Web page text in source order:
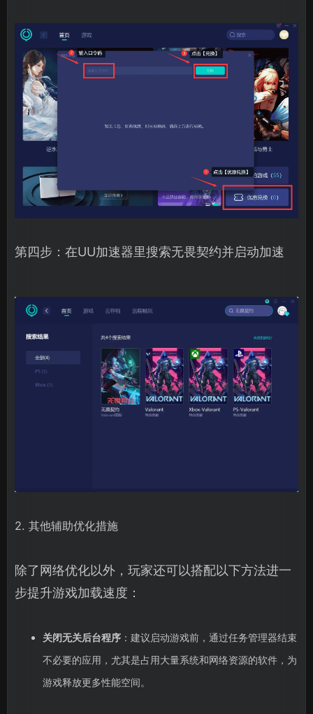
第四步：在UU加速器里搜索无畏契约并启动加速
2. 其他辅助优化措施
除了网络优化以外，玩家还可以搭配以下方法进一
步提升游戏加载速度：
关闭无关后台程序：建议启动游戏前，通过任务管理器结束
不必要的应用，尤其是占用大量系统和网络资源的软件，为
游戏释放更多性能空间。